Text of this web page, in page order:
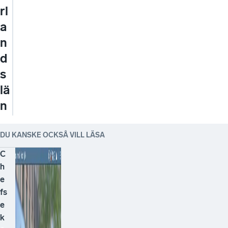
rl
a
n
d
s
lä
n
DU KANSKE OCKSÅ VILL LÄSA
C
h
e
fs
e
k